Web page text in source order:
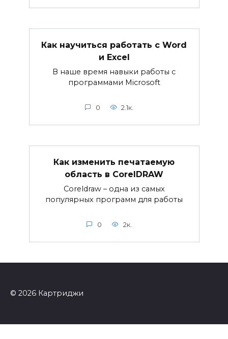
Как научиться работать с Word
и Excel
В наше время навыки работы с
программами Microsoft
0 2.1к.
Как изменить печатаемую
область в CorelDRAW
Coreldraw – одна из самых
популярных программ для работы
0 2к.
© 2026 Картриджи